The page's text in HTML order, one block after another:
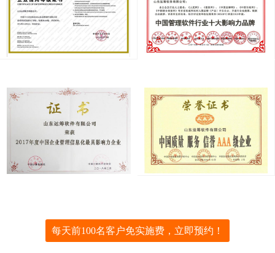
每天前100名客户免实施费，立即预约！